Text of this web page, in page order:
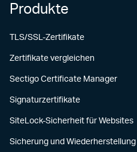
Produkte
TLS/SSL-Zertifikate
Zertifikate vergleichen
Sectigo Certificate Manager
Signaturzertifikate
SiteLock-Sicherheit für Websites
Sicherung und